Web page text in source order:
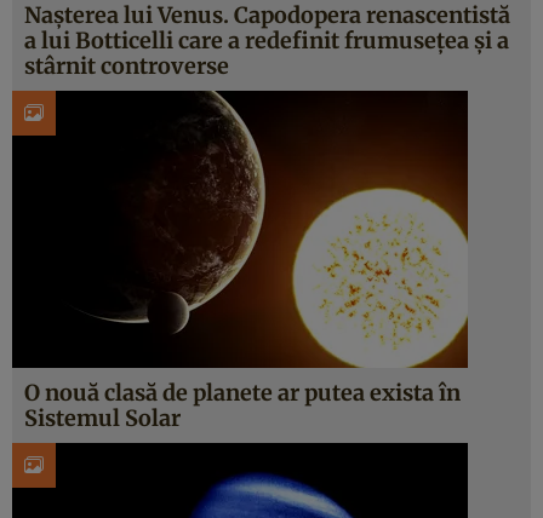
Nașterea lui Venus. Capodopera renascentistă
a lui Botticelli care a redefinit frumusețea și a
stârnit controverse
O nouă clasă de planete ar putea exista în
Sistemul Solar